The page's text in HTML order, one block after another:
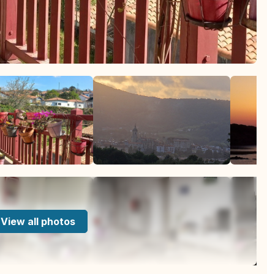
View all photos